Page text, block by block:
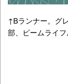
↑Bランナー。グ
部、ビームライ